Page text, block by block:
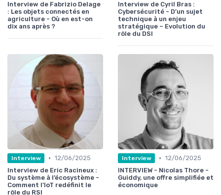
Interview de Fabrizio Delage
: Les objets connectés en
agriculture - Où en est-on
dix ans après ?
Interview de Cyril Bras :
Cybersécurité - D'un sujet
technique à un enjeu
stratégique – Evolution du
rôle du DSI
Interview • 12/06/2025
Interview de Eric Racineux :
Du système à l’écosystème -
Comment l’IoT redéfinit le
rôle du RSI
Interview • 12/06/2025
INTERVIEW - Nicolas Thore -
Guiddy, une offre simplifiée et
économique